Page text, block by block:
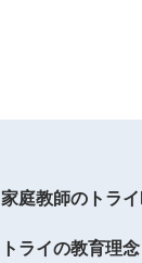
家庭教師のトラ
トライの教育理念